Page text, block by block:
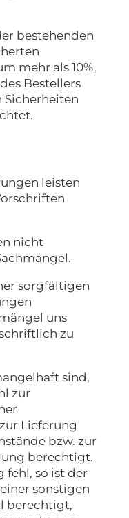
bestehenden
mehr als 10%,
Bestellers
Sicherheiten
leisten
nicht
sorgfältigen
uns
zu
sind,
zur
Lieferung
bzw. zur
berechtigt.
fehl, so ist der
sonstigen
berechtigt,